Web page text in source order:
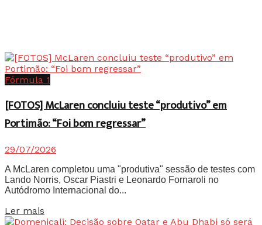
Fórmula 1
[FOTOS] McLaren concluiu teste “produtivo” em
Portimão: “Foi bom regressar”
29/07/2026
A McLaren completou uma "produtiva" sessão de testes com
Lando Norris, Oscar Piastri e Leonardo Fornaroli no
Autódromo Internacional do...
Ler mais